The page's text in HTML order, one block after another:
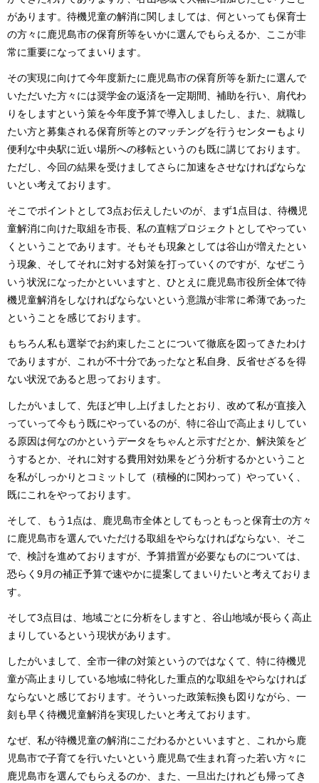
があります。待機児童の解消に関しましては、何といっても保育士
の方々に鹿児島市の保育所等をいかに選んでもらえるか、ここが非
常に重要になってまいります。
その実現に向けて今年度新たに鹿児島市の保育所等を新たに選んで
いただいた方々には奨学金の返済を一定期間、補助を行い、肩代わ
りをしますという策を今年度予算で導入しましたし、また、就職し
たい方と募集される保育所等とのマッチングを行うセンターもより
便利な中央駅に近い場所への移転というのも既に講じております。
ただし、今回の結果を受けましてさらに加速をさせなければならな
いとい考えております。
そこでポイントとして3点お伝えしたいのが、まず1点目は、待機児
童解消に向けた取組を市長、私の直轄プロジェクトとしてやってい
くということであります。そもそも現象としては谷山が増えたとい
う現象、そしてそれに対する対策を打っていくのですが、なぜこう
いう状況になったかといいますと、ひとえに鹿児島市役所全体で待
機児童解消をしなければならないという意識が非常に希薄であった
ということを感じております。
もちろん私も選挙でお約束したことについて徹底を図ってきたわけ
でありますが、これが不十分であったなと私自身、反省せざるを得
ない状況であると思っております。
したがいまして、先ほど申し上げましたとおり、改めて私が直接入
っていって今もう既にやっているのが、特に谷山で高止まりしてい
る原因は何なのかというデータをちゃんと示すだとか、解決策をど
うするとか、それに対する費用対効果をどう分析するかということ
を私がしっかりとコミットして（積極的に関わって）やっていく、
既にこれをやっております。
そして、もう1点は、鹿児島市全体としてもっともっと保育士の方々
に鹿児島市を選んでいただける取組をやらなければならない、そこ
で、検討を進めておりますが、予算措置が必要なものについては、
恐らく9月の補正予算で速やかに提案してまいりたいと考えておりま
す。
そして3点目は、地域ごとに分析をしますと、谷山地域が長らく高止
まりしているという現状があります。
したがいまして、全市一律の対策というのではなくて、特に待機児
童が高止まりしている地域に特化した重点的な取組をやらなければ
ならないと感じております。そういった政策転換も図りながら、一
刻も早く待機児童解消を実現したいと考えております。
なぜ、私が待機児童の解消にこだわるかといいますと、これから鹿
児島市で子育てを行いたいという鹿児島で生まれ育った若い方々に
鹿児島市を選んでもらえるのか、また、一旦出たけれども帰ってき